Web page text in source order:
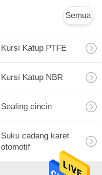
Semua
Kursi Katup PTFE
Kursi Katup NBR
Sealing cincin
Suku cadang karet
otomotif